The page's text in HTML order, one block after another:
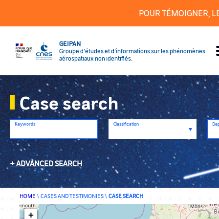
POUR TÉMOIGNER,
GEIPAN
Groupe d’études et d’informations sur les phénomènes
aérospatiaux non identifiés.
Case search
Keywords Classification
ADVANCED SEARCH
HOME \ CASES AND TESTIMONIES\ CASE SEARCH
+